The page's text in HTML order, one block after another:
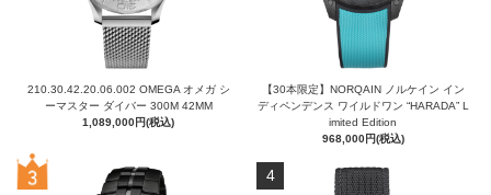
210.30.42.20.06.002 OMEGA オメガ シ
ーマスター ダイバー 300M 42MM
1,089,000円(税込)
【30本限定】NORQAIN ノルケイン イン
ディペンデンス ワイルドワン “HARADA” L
imited Edition
968,000円(税込)
4